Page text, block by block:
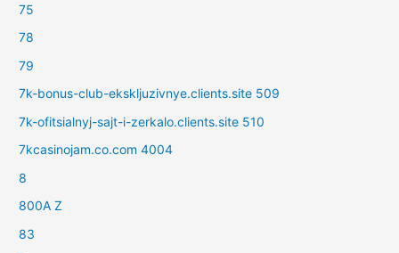
75
78
79
7k-bonus-club-ekskljuzivnye.clients.site 509
7k-ofitsialnyj-sajt-i-zerkalo.clients.site 510
7kcasinojam.co.com 4004
8
800A Z
83